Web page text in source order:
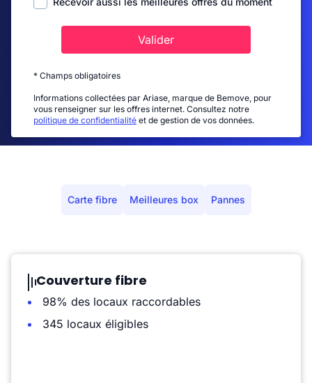
Valider
* Champs obligatoires
Informations collectées par Ariase, marque de Bemove, pour
vous renseigner sur les offres internet. Consultez notre
politique de confidentialité et de gestion de vos données.
Carte fibre Meilleures box Pannes
Couverture fibre
98% des locaux raccordables
345 locaux éligibles